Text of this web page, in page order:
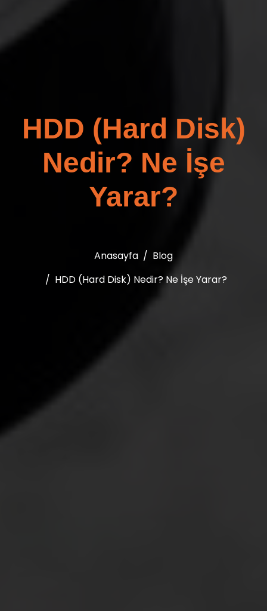
HDD (Hard Disk)
Nedir? Ne İşe
Yarar?
Anasayfa
Blog
HDD (Hard Disk) Nedir? Ne İşe Yarar?